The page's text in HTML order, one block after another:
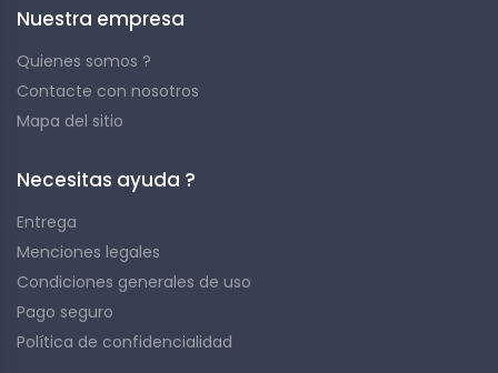
Nuestra empresa
Quienes somos ?
Contacte con nosotros
Mapa del sitio
Necesitas ayuda ?
Entrega
Menciones legales
Condiciones generales de uso
Pago seguro
Política de confidencialidad